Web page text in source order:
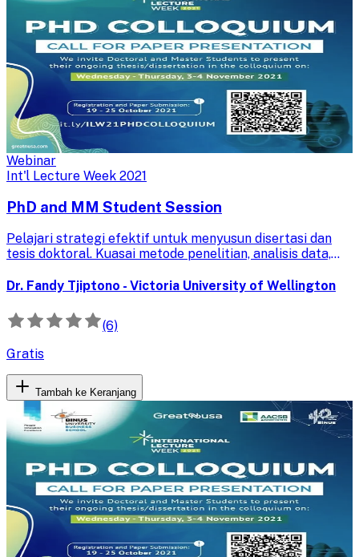
Webinar
Int'l Lecture Week 2021
PhD and MM Student Session
Pelajari strategi efektif untuk menyusun disertasi dan
tesis doktoral. Kuasai metode penelitian, analisis data,
Dr. Fandy Tjiptono - Victoria University of Wellington
(6)
Gratis
Tambah ke Keranjang